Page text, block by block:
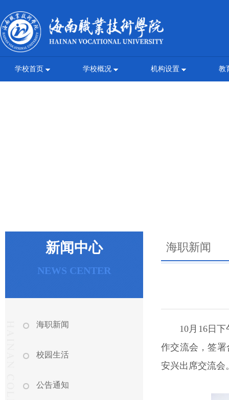
学校首页 学校概况 机构设置 教
新闻中心
NEWS CENTER
海职新闻
校园生活
公告通知
海职新闻
10月16日
作交流会，签
安兴出席交流会